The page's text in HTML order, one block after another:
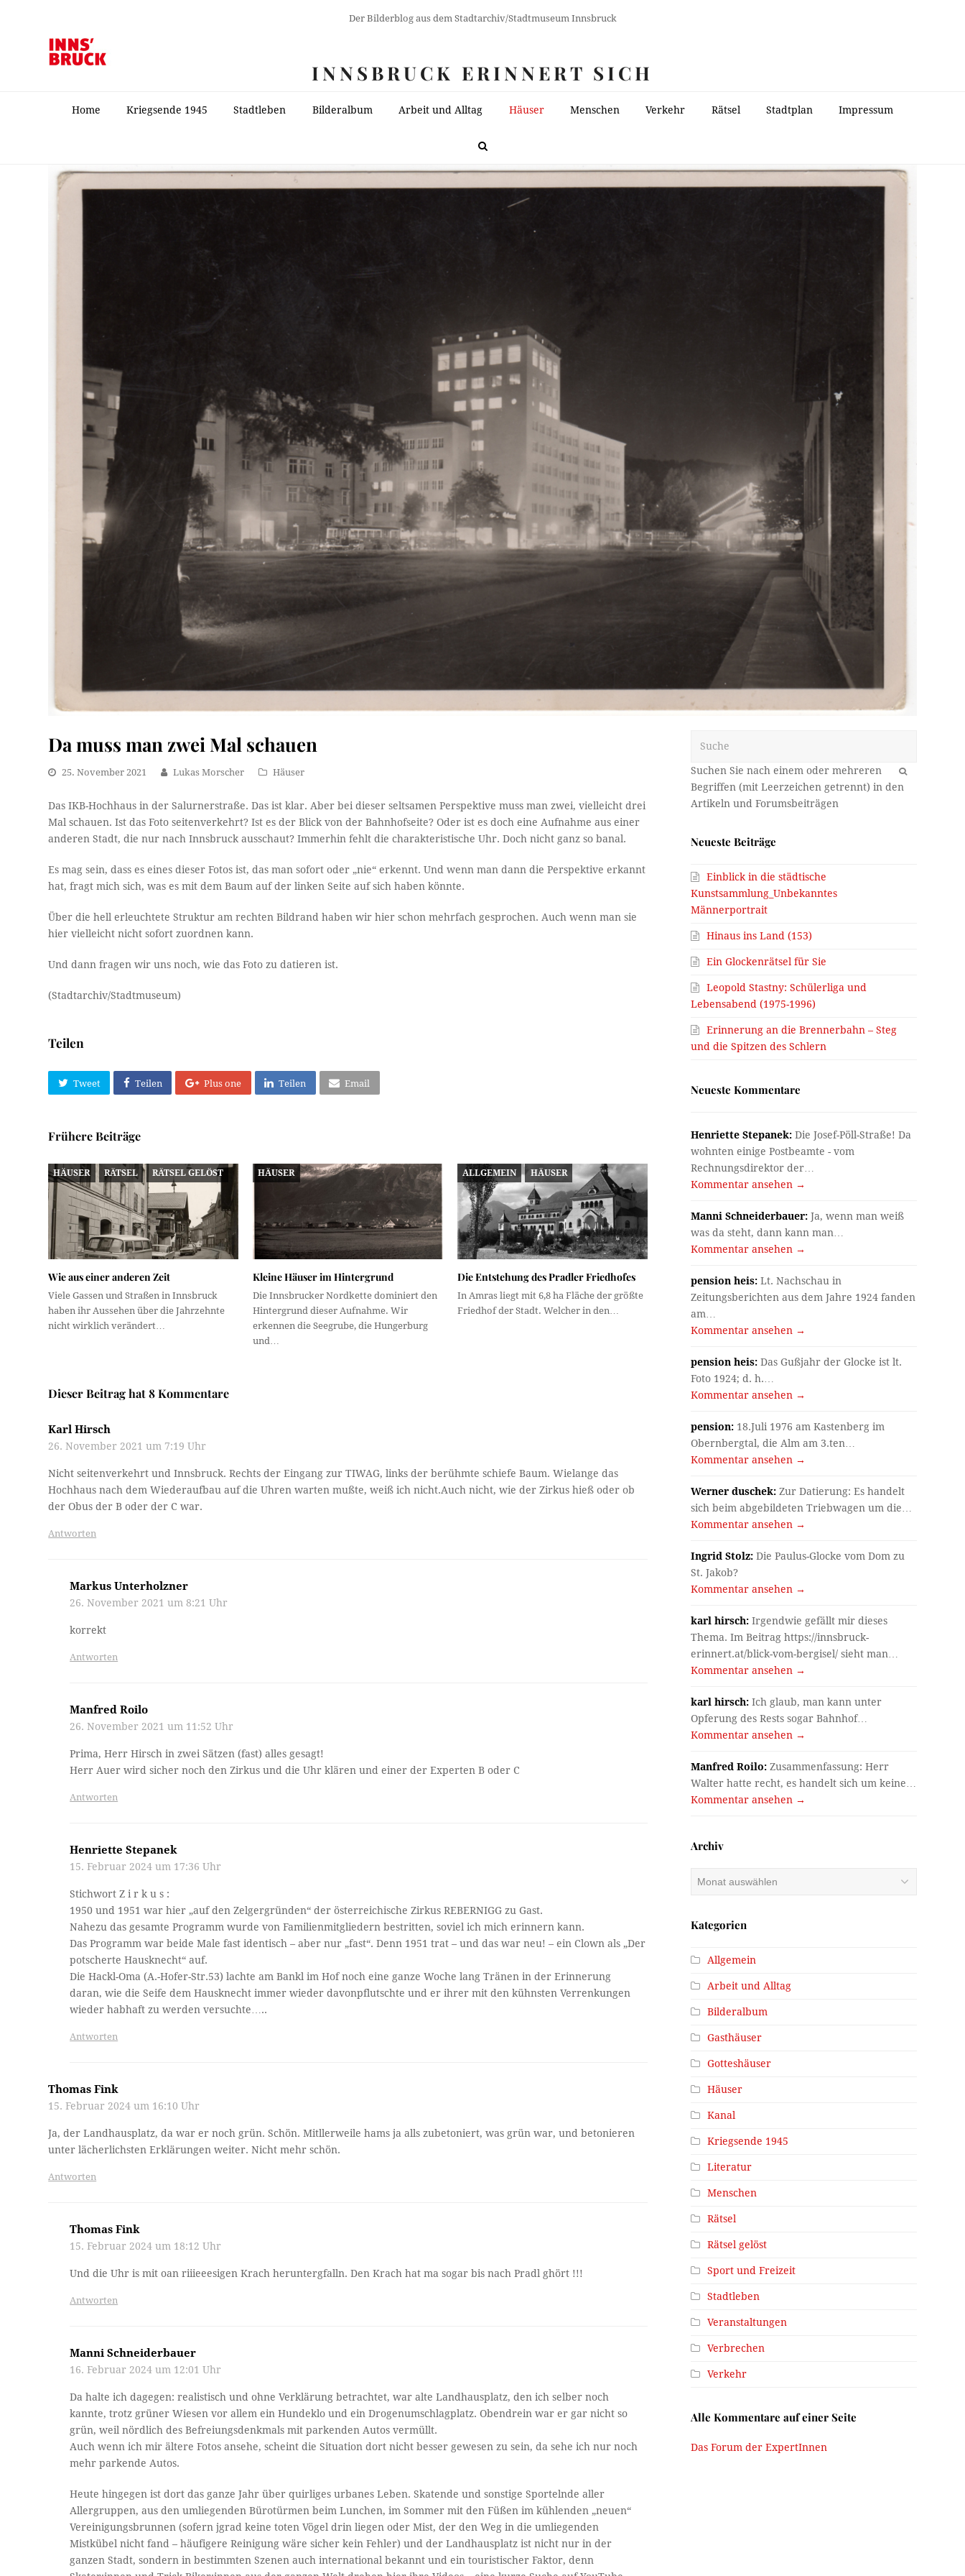
Der Bilderblog aus dem Stadtarchiv/Stadtmuseum Innsbruck
INNSBRUCK ERINNERT SICH
Home Kriegsende 1945 Stadtleben Bilderalbum Arbeit und Alltag Häuser Menschen Verkehr Rätsel Stadtplan Impressum
Da muss man zwei Mal schauen
25. November 2021 Lukas Morscher Häuser
Das IKB-Hochhaus in der Salurnerstraße. Das ist klar. Aber bei dieser seltsamen Perspektive muss man zwei, vielleicht drei
Mal schauen. Ist das Foto seitenverkehrt? Ist es der Blick von der Bahnhofseite? Oder ist es doch eine Aufnahme aus einer
anderen Stadt, die nur nach Innsbruck ausschaut? Immerhin fehlt die charakteristische Uhr. Doch nicht ganz so banal.
Es mag sein, dass es eines dieser Fotos ist, das man sofort oder „nie“ erkennt. Und wenn man dann die Perspektive erkannt
hat, fragt mich sich, was es mit dem Baum auf der linken Seite auf sich haben könnte.
Über die hell erleuchtete Struktur am rechten Bildrand haben wir hier schon mehrfach gesprochen. Auch wenn man sie
hier vielleicht nicht sofort zuordnen kann.
Und dann fragen wir uns noch, wie das Foto zu datieren ist.
(Stadtarchiv/Stadtmuseum)
Teilen
Tweet Teilen Plus one Teilen Email
Frühere Beiträge
HÄUSER RÄTSEL RÄTSEL GELÖST
Wie aus einer anderen Zeit
Viele Gassen und Straßen in Innsbruck
haben ihr Aussehen über die Jahrzehnte
nicht wirklich verändert…
HÄUSER
Kleine Häuser im Hintergrund
Die Innsbrucker Nordkette dominiert den
Hintergrund dieser Aufnahme. Wir
erkennen die Seegrube, die Hungerburg
und…
ALLGEMEIN HÄUSER
Die Entstehung des Pradler Friedhofes
In Amras liegt mit 6,8 ha Fläche der größte
Friedhof der Stadt. Welcher in den…
Dieser Beitrag hat 8 Kommentare
Karl Hirsch
26. November 2021 um 7:19 Uhr
Nicht seitenverkehrt und Innsbruck. Rechts der Eingang zur TIWAG, links der berühmte schiefe Baum. Wielange das
Hochhaus nach dem Wiederaufbau auf die Uhren warten mußte, weiß ich nicht.Auch nicht, wie der Zirkus hieß oder ob
der Obus der B oder der C war.
Antworten
Markus Unterholzner
26. November 2021 um 8:21 Uhr
korrekt
Antworten
Manfred Roilo
26. November 2021 um 11:52 Uhr
Prima, Herr Hirsch in zwei Sätzen (fast) alles gesagt!
Herr Auer wird sicher noch den Zirkus und die Uhr klären und einer der Experten B oder C
Antworten
Henriette Stepanek
15. Februar 2024 um 17:36 Uhr
Stichwort Z i r k u s :
1950 und 1951 war hier „auf den Zelgergründen“ der österreichische Zirkus REBERNIGG zu Gast.
Nahezu das gesamte Programm wurde von Familienmitgliedern bestritten, soviel ich mich erinnern kann.
Das Programm war beide Male fast identisch – aber nur „fast“. Denn 1951 trat – und das war neu! – ein Clown als „Der
potscherte Hausknecht“ auf.
Die Hackl-Oma (A.-Hofer-Str.53) lachte am Bankl im Hof noch eine ganze Woche lang Tränen in der Erinnerung
daran, wie die Seife dem Hausknecht immer wieder davonpflutschte und er ihrer mit den kühnsten Verrenkungen
wieder habhaft zu werden versuchte…..
Antworten
Thomas Fink
15. Februar 2024 um 16:10 Uhr
Ja, der Landhausplatz, da war er noch grün. Schön. Mitllerweile hams ja alls zubetoniert, was grün war, und betonieren
unter lächerlichsten Erklärungen weiter. Nicht mehr schön.
Antworten
Thomas Fink
15. Februar 2024 um 18:12 Uhr
Und die Uhr is mit oan riiieeesigen Krach heruntergfalln. Den Krach hat ma sogar bis nach Pradl ghört !!!
Antworten
Manni Schneiderbauer
16. Februar 2024 um 12:01 Uhr
Da halte ich dagegen: realistisch und ohne Verklärung betrachtet, war alte Landhausplatz, den ich selber noch
kannte, trotz grüner Wiesen vor allem ein Hundeklo und ein Drogenumschlagplatz. Obendrein war er gar nicht so
grün, weil nördlich des Befreiungsdenkmals mit parkenden Autos vermüllt.
Auch wenn ich mir ältere Fotos ansehe, scheint die Situation dort nicht besser gewesen zu sein, da sehe ich nur noch
mehr parkende Autos.
Heute hingegen ist dort das ganze Jahr über quirliges urbanes Leben. Skatende und sonstige Sportelnde aller
Allergruppen, aus den umliegenden Bürotürmen beim Lunchen, im Sommer mit den Füßen im kühlenden „neuen“
Vereinigungsbrunnen (sofern jgrad keine toten Vögel drin liegen oder Mist, der den Weg in die umliegenden
Mistkübel nicht fand – häufigere Reinigung wäre sicher kein Fehler) und der Landhausplatz ist nicht nur in der
ganzen Stadt, sondern in bestimmten Szenen auch international bekannt und ein touristischer Faktor, denn
OK
Neueste Beiträge
Einblick in die städtische
Kunstsammlung_Unbekanntes
Männerportrait
Hinaus ins Land (153)
Ein Glockenrätsel für Sie
Leopold Stastny: Schülerliga und
Lebensabend (1975-1996)
Erinnerung an die Brennerbahn – Steg
und die Spitzen des Schlern
Neueste Kommentare
Henriette Stepanek: Die Josef-Pöll-Straße! Da
wohnten einige Postbeamte - vom
Rechnungsdirektor der…
Kommentar ansehen →
Manni Schneiderbauer: Ja, wenn man weiß
was da steht, dann kann man…
Kommentar ansehen →
pension heis: Lt. Nachschau in
Zeitungsberichten aus dem Jahre 1924 fanden
am…
Kommentar ansehen →
pension heis: Das Gußjahr der Glocke ist lt.
Foto 1924; d. h.…
Kommentar ansehen →
pension: 18.Juli 1976 am Kastenberg im
Obernbergtal, die Alm am 3.ten…
Kommentar ansehen →
Werner duschek: Zur Datierung: Es handelt
sich beim abgebildeten Triebwagen um die…
Kommentar ansehen →
Ingrid Stolz: Die Paulus-Glocke vom Dom zu
St. Jakob?
Kommentar ansehen →
karl hirsch: Irgendwie gefällt mir dieses
Thema. Im Beitrag https://innsbruck-
erinnert.at/blick-vom-bergisel/ sieht man…
Kommentar ansehen →
karl hirsch: Ich glaub, man kann unter
Opferung des Rests sogar Bahnhof…
Kommentar ansehen →
Manfred Roilo: Zusammenfassung: Herr
Walter hatte recht, es handelt sich um keine…
Kommentar ansehen →
Archiv
Kategorien
Allgemein
Arbeit und Alltag
Bilderalbum
Gasthäuser
Gotteshäuser
Häuser
Kanal
Kriegsende 1945
Literatur
Menschen
Rätsel
Rätsel gelöst
Sport und Freizeit
Stadtleben
Veranstaltungen
Verbrechen
Verkehr
Alle Kommentare auf einer Seite
Das Forum der ExpertInnen